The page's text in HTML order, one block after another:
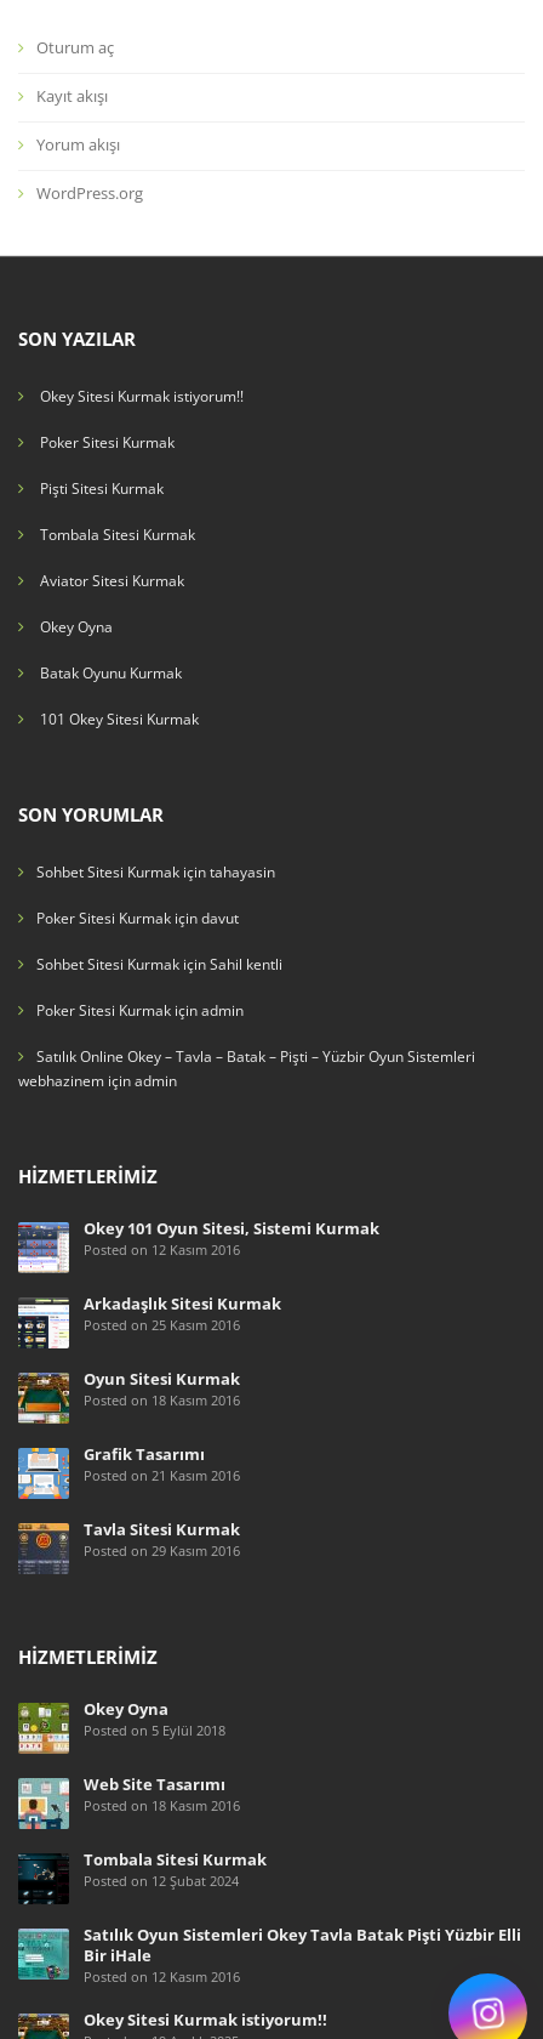
Oturum aç
Kayıt akışı
Yorum akışı
WordPress.org
SON YAZILAR
Okey Sitesi Kurmak istiyorum!!
Poker Sitesi Kurmak
Pişti Sitesi Kurmak
Tombala Sitesi Kurmak
Aviator Sitesi Kurmak
Okey Oyna
Batak Oyunu Kurmak
101 Okey Sitesi Kurmak
SON YORUMLAR
Sohbet Sitesi Kurmak içintahayasin
Poker Sitesi Kurmak içindavut
Sohbet Sitesi Kurmak içinSahil kentli
Poker Sitesi Kurmak içinadmin
Satılık Online Okey – Tavla – Batak – Pişti – Yüzbir Oyun Sistemleri
webhazinem içinadmin
HIZMETLERIMIZ
Okey 101 Oyun Sitesi, Sistemi Kurmak
Posted on 12 Kasım 2016
Arkadaşlık Sitesi Kurmak
Posted on 25 Kasım 2016
Oyun Sitesi Kurmak
Posted on 18 Kasım 2016
Grafik Tasarımı
Posted on 21 Kasım 2016
Tavla Sitesi Kurmak
Posted on 29 Kasım 2016
HIZMETLERIMIZ
Okey Oyna
Posted on 5 Eylül 2018
Web Site Tasarımı
Posted on 18 Kasım 2016
Tombala Sitesi Kurmak
Posted on 12 Şubat 2024
Satılık Oyun Sistemleri Okey Tavla Batak Pişti Yüzbir Elli
Bir iHale
Posted on 12 Kasım 2016
Okey Sitesi Kurmak istiyorum!!